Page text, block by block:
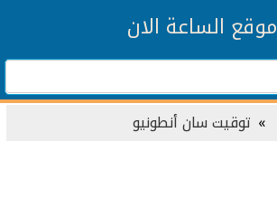
موقع الساعة الان
توقيت سان أنطونيو